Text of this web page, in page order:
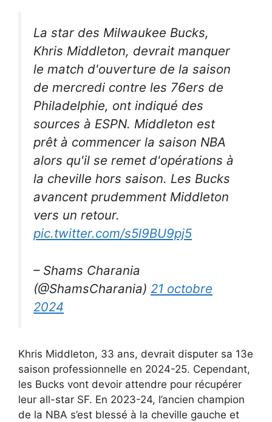
La star des Milwaukee Bucks,
Khris Middleton, devrait manquer
le match d'ouverture de la saison
de mercredi contre les 76ers de
Philadelphie, ont indiqué des
sources à ESPN. Middleton est
prêt à commencer la saison NBA
alors qu'il se remet d'opérations à
la cheville hors saison. Les Bucks
avancent prudemment Middleton
vers un retour.
pic.twitter.com/s5l9BU9pj5
– Shams Charania
(@ShamsCharania) 21 octobre
2024
Khris Middleton, 33 ans, devrait disputer sa 13e
saison professionnelle en 2024-25. Cependant,
les Bucks vont devoir attendre pour récupérer
leur all-star SF. En 2023-24, l’ancien champion
de la NBA s’est blessé à la cheville gauche et